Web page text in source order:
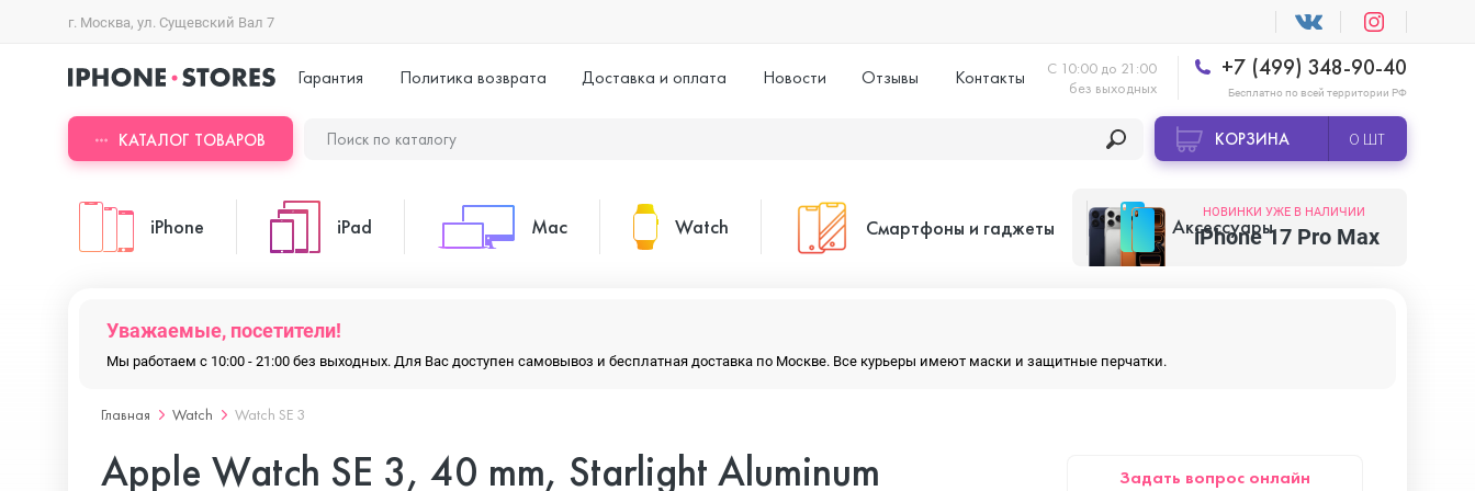
г. Москва, ул. Сущевский Вал 7
Гарантия Политика возврата Доставка и оплата Новости Отзывы Контакты
С 10:00 до 21:00
без выходных
+7 (499) 348-90-40
Бесплатно по всей территории РФ
КАТАЛОГ ТОВАРОВ КОРЗИНА 0 ШТ
iPhone
iPhone 17 Pro
iPad Mac Watch Смартфоны и гаджеты Аксессуары
НОВИНКИ УЖЕ В НАЛИЧИИ
iPhone 17 Pro Max
Уважаемые, посетители!
Мы работаем с 10:00 - 21:00 без выходных. Для Вас доступен самовывоз и бесплатная доставка по Москве. Все курьеры имеют маски и защитные перчатки.
Главная Watch Watch SE 3
Apple Watch SE 3, 40 mm, Starlight Aluminum
Задать вопрос онлайн